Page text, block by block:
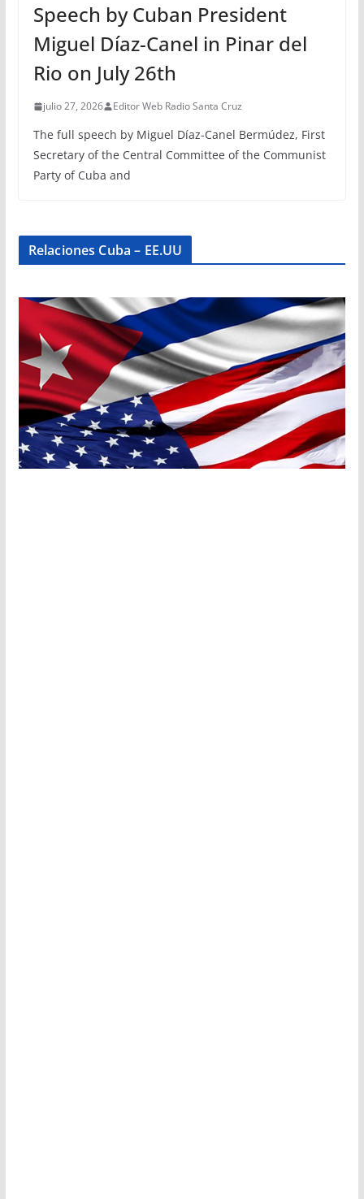
Speech by Cuban President
Miguel Díaz-Canel in Pinar del
Rio on July 26th
julio 27, 2026 Editor Web Radio Santa Cruz
The full speech by Miguel Díaz-Canel Bermúdez, First
Secretary of the Central Committee of the Communist
Party of Cuba and
Relaciones Cuba – EE.UU